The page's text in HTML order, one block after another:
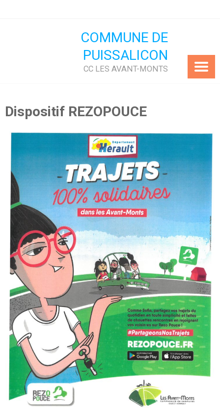
COMMUNE DE
PUISSALICON
CC LES AVANT-MONTS
Dispositif REZOPOUCE